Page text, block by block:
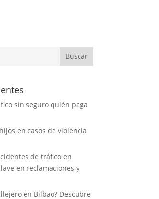
sin seguro quién paga
en casos de violencia
de tráfico en
en reclamaciones y
en Bilbao? Descubre